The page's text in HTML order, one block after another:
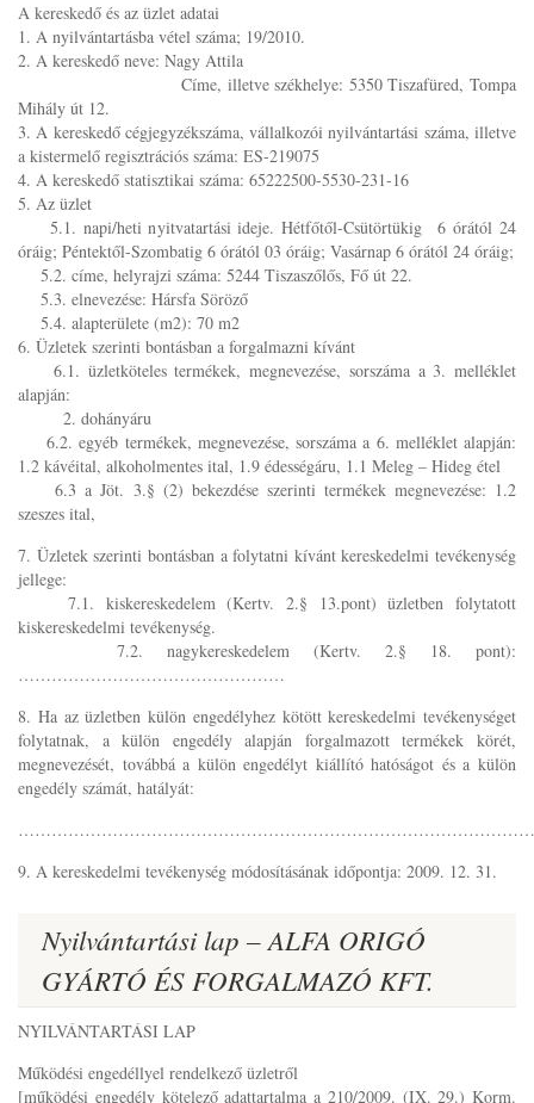
A kereskedő és az üzlet adatai
1. A nyilvántartásba vétel száma; 19/2010.
2. A kereskedő neve: Nagy Attila
Címe, illetve székhelye: 5350 Tiszafüred, Tompa
Mihály út 12.
3. A kereskedő cégjegyzékszáma, vállalkozói nyilvántartási száma, illetve
a kistermelő regisztrációs száma: ES-219075
4. A kereskedő statisztikai száma: 65222500-5530-231-16
5. Az üzlet
5.1. napi/heti nyitvatartási ideje. Hétfőtől-Csütörtükig 6 órától 24
óráig; Péntektől-Szombatig 6 órától 03 óráig; Vasárnap 6 órától 24 óráig;
5.2. címe, helyrajzi száma: 5244 Tiszaszőlős, Fő út 22.
5.3. elnevezése: Hársfa Söröző
5.4. alapterülete (m2): 70 m2
6. Üzletek szerinti bontásban a forgalmazni kívánt
6.1. üzletköteles termékek, megnevezése, sorszáma a 3. melléklet
alapján:
2. dohányáru
6.2. egyéb termékek, megnevezése, sorszáma a 6. melléklet alapján:
1.2 kávéital, alkoholmentes ital, 1.9 édességáru, 1.1 Meleg – Hideg étel
6.3 a Jöt. 3.§ (2) bekezdése szerinti termékek megnevezése: 1.2
szeszes ital,
7. Üzletek szerinti bontásban a folytatni kívánt kereskedelmi tevékenység
jellege:
7.1. kiskereskedelem (Kertv. 2.§ 13.pont) üzletben folytatott
kiskereskedelmi tevékenység.
7.2. nagykereskedelem (Kertv. 2.§ 18. pont):
…………………………………………
8. Ha az üzletben külön engedélyhez kötött kereskedelmi tevékenységet
folytatnak, a külön engedély alapján forgalmazott termékek körét,
megnevezését, továbbá a külön engedélyt kiállító hatóságot és a külön
engedély számát, hatályát:
9. A kereskedelmi tevékenység módosításának időpontja: 2009. 12. 31.
Nyilvántartási lap – ALFA ORIGÓ
GYÁRTÓ ÉS FORGALMAZÓ KFT.
NYILVÁNTARTÁSI LAP
Működési engedéllyel rendelkező üzletről
[működési engedély kötelező adattartalma a 210/2009. (IX. 29.) Korm.